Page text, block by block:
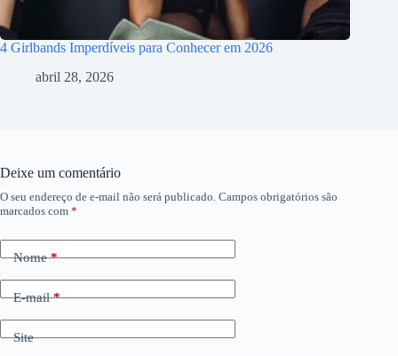
4 Girlbands Imperdíveis para Conhecer em 2026
abril 28, 2026
Deixe um comentário
O seu endereço de e-mail não será publicado. Campos obrigatórios são
marcados com *
Nome*
E-mail*
Site